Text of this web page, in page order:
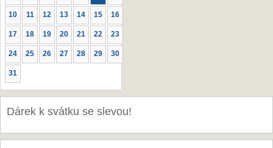
10 11 12 13 14 15 16
17 18 19 20 21 22 23
24 25 26 27 28 29 30
31
Dárek k svátku se slevou!